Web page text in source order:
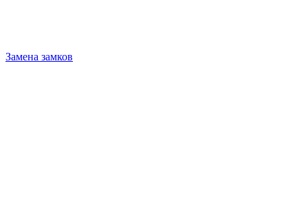
Замена замков